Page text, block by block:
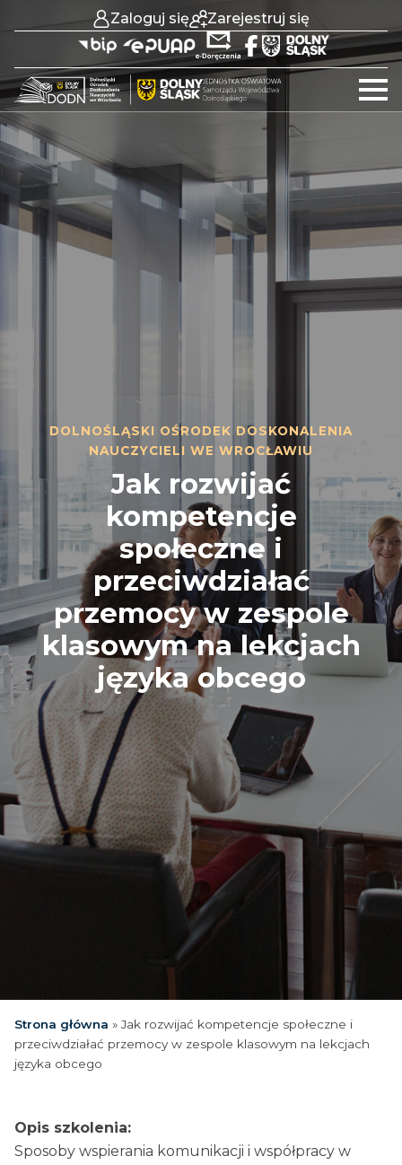
Zaloguj się Zarejestruj się
DOLNOŚLĄSKI OŚRODEK DOSKONALENIA
NAUCZYCIELI WE WROCŁAWIU
Jak rozwijać
kompetencje
społeczne i
przeciwdziałać
przemocy w zespole
klasowym na lekcjach
języka obcego
Strona główna » Jak rozwijać kompetencje społeczne i
przeciwdziałać przemocy w zespole klasowym na lekcjach
języka obcego
Opis szkolenia:
Sposoby wspierania komunikacji i współpracy w